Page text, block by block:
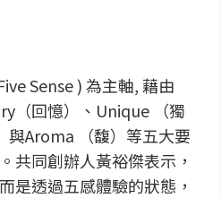
Sense ) 為主軸, 藉由
（回憶）、Unique （獨
Aroma （馥）等五大要
共同創辦人黃裕傑表示，
是透過五感體驗的狀態，